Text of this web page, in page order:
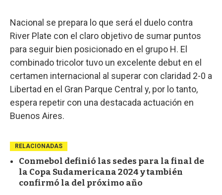
Nacional se prepara lo que será el duelo contra
River Plate con el claro objetivo de sumar puntos
para seguir bien posicionado en el grupo H. El
combinado tricolor tuvo un excelente debut en el
certamen internacional al superar con claridad 2-0 a
Libertad en el Gran Parque Central y, por lo tanto,
espera repetir con una destacada actuación en
Buenos Aires.
RELACIONADAS
Conmebol definió las sedes para la final de
la Copa Sudamericana 2024 y también
confirmó la del próximo año